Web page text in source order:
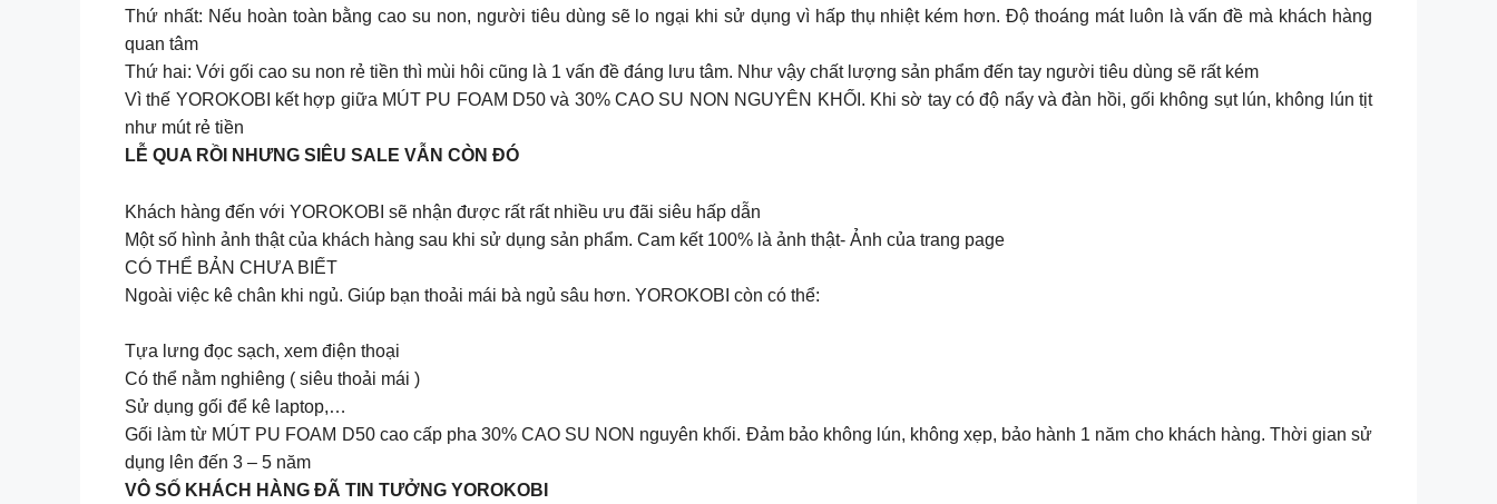
Thứ nhất: Nếu hoàn toàn bằng cao su non, người tiêu dùng sẽ lo ngại khi sử dụng vì hấp thụ nhiệt kém hơn. Độ thoáng mát luôn là vấn đề mà khách hàng
quan tâm
Thứ hai: Với gối cao su non rẻ tiền thì mùi hôi cũng là 1 vấn đề đáng lưu tâm. Như vậy chất lượng sản phẩm đến tay người tiêu dùng sẽ rất kém
Vì thế YOROKOBI kết hợp giữa MÚT PU FOAM D50 và 30% CAO SU NON NGUYÊN KHỐI. Khi sờ tay có độ nẩy và đàn hồi, gối không sụt lún, không lún tịt
như mút rẻ tiền
LỄ QUA RỒI NHƯNG SIÊU SALE VẪN CÒN ĐÓ
Khách hàng đến với YOROKOBI sẽ nhận được rất rất nhiều ưu đãi siêu hấp dẫn
Một số hình ảnh thật của khách hàng sau khi sử dụng sản phẩm. Cam kết 100% là ảnh thật- Ảnh của trang page
CÓ THỂ BẢN CHƯA BIẾT
Ngoài việc kê chân khi ngủ. Giúp bạn thoải mái bà ngủ sâu hơn. YOROKOBI còn có thể:
Tựa lưng đọc sạch, xem điện thoại
Có thể nằm nghiêng ( siêu thoải mái )
Sử dụng gối để kê laptop,…
Gối làm từ MÚT PU FOAM D50 cao cấp pha 30% CAO SU NON nguyên khối. Đảm bảo không lún, không xẹp, bảo hành 1 năm cho khách hàng. Thời gian sử
dụng lên đến 3 – 5 năm
VÔ SỐ KHÁCH HÀNG ĐÃ TIN TƯỞNG YOROKOBI